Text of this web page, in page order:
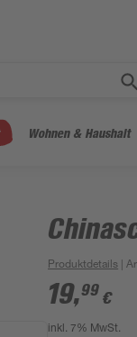
Wohnen & Haushalt
Produktdetails |
19,99 €
inkl. 7% MwSt.